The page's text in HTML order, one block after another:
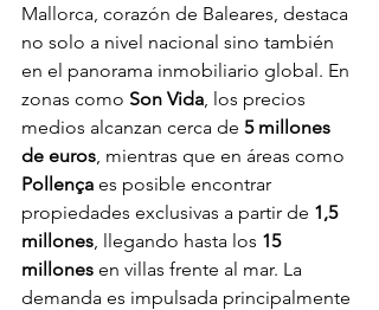
Mallorca, corazón de Baleares, destaca
no solo a nivel nacional sino también
en el panorama inmobiliario global. En
zonas como Son Vida, los precios
medios alcanzan cerca de 5 millones
de euros, mientras que en áreas como
Pollença es posible encontrar
propiedades exclusivas a partir de 1,5
millones, llegando hasta los 15
millones en villas frente al mar. La
demanda es impulsada principalmente